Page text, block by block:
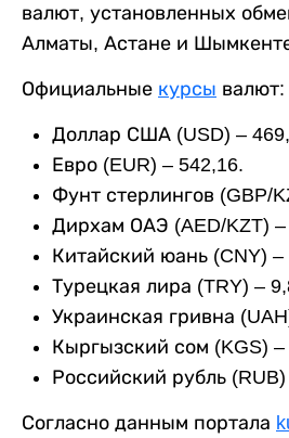
валют, установленных
Алматы, Астане и
Официальные курсы валют:
Доллар США (USD) –
Евро (EUR) – 542,16.
Фунт стерлингов (GBP/
Дирхам ОАЭ (AED/KZT) –
Китайский юань (CNY) –
Турецкая лира (TRY) –
Украинская гривна
Кыргызский сом (KGS) –
Российский рубль (RUB)
Согласно данным портала